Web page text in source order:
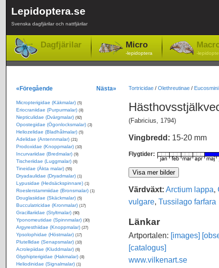
Lepidoptera.se
Svenska dagfjärilar och nattfjärilar
Dagfjärilar Micro
-lepidoptera -
Tortricidae/ Olethreutinae/ Eucosmini
(Fabricius, 1794)
Vingbredd: 15-20 mm
Flygtider:
Värdväxt: Arctium lappa,
vulgare, Tussilago farfara
Länkar
Artportalen: [images]
[catalogus]
www.vilkenart.se
«Föregående Nästa»
Micropterigidae (Käkmalar) (5)
Eriocraniidae (Purpurmalar) (8)
Nepticulidae (Dvärgmalar) (92)
Opostegidae (Ögonlocksmalar) (3)
Heliozelidae (Bladhålmalar) (5)
Adelidae (Antennmalar) (21)
Prodoxidae (Knoppmalar) (10)
Incurvariidae (Bredmalar) (9)
Tischeriidae (Luggmalar) (6)
Tineidae (Äkta malar) (55)
Dryadaulidae (Dryadmalar) (1)
Lypusidae (Hedsäckspinnare) (1)
Roeslerstammiidae (Bronsmalar) (1)
Douglasiidae (Skäckmalar) (5)
Bucculatricidae (Kronmalar) (17)
Gracillariidae (Styltmalar) (90)
Yponomeutidae (Spinnmalar) (30)
Argyresthiidae (Knoppmalar) (27)
Ypsolophidae (Höstmalar) (17)
Plutellidae (Senapsmalar) (10)
Acrolepiidae (Kluddmalar) (6)
Glyphipterigidae (Hakmalar) (8)
Heliodinidae (Signalmalar) (1)